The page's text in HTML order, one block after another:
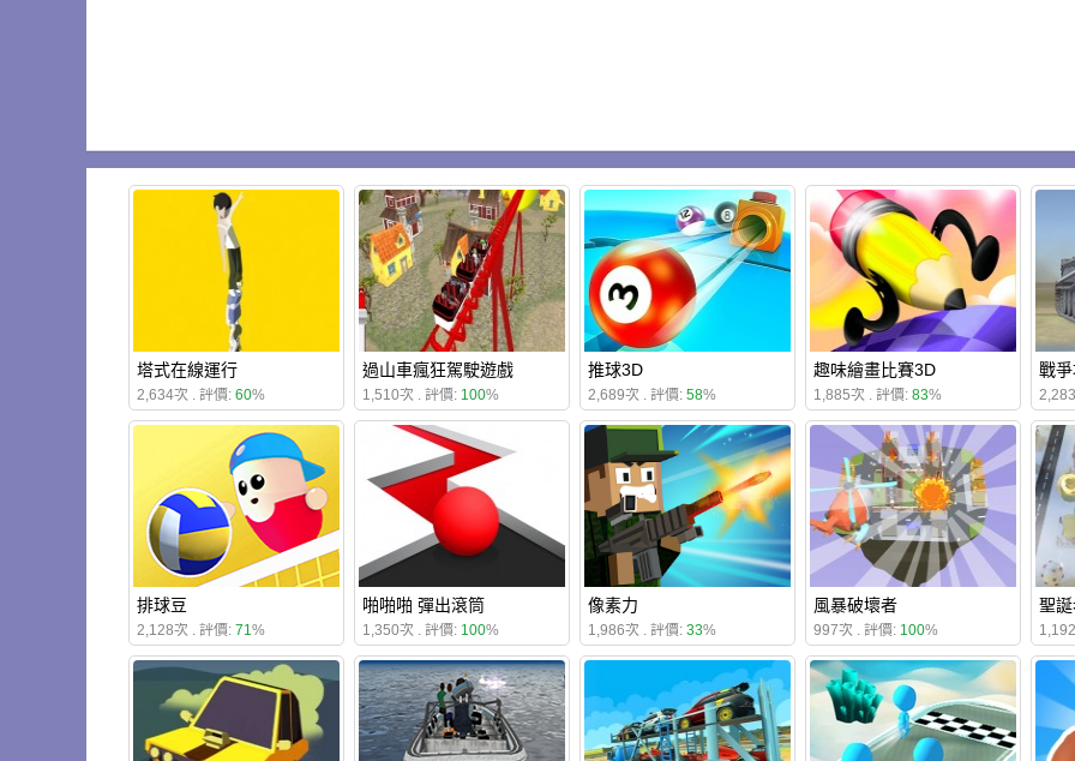
塔式在線運行
2,634次 . 評價: 60%
過山車瘋狂駕駛遊戲
1,510次 . 評價: 100%
推球3D
2,689次 . 評價: 58%
趣味繪畫比賽3D
1,885次 . 評價: 83%
戰
排球豆
2,128次 . 評價: 71%
啪啪啪 彈出滾筒
1,350次 . 評價: 100%
像素力
1,986次 . 評價: 33%
風暴破壞者
997次 . 評價: 100%
聖